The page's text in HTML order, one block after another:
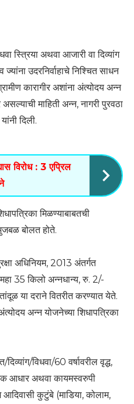
स्त्रिया अथवा आजारी वा दिव्यांग
उदरनिर्वाहाचे निश्चित साधन
कारागीर अशांना अंत्योदय अन्न
माहिती अन्न, नागरी पुरवठा
दिली.
विरोध : 3 एप्रिल
मिळण्याबाबतची
बोलत होते.
अधिनियम, 2013 अंतर्गत
35 किलो अन्नधान्य, रु. 2/-
या दराने वितरीत करण्यात येते.
अन्न योजनेच्या शिधापत्रिका
विधवा/60 वर्षावरील वृद्ध,
आधार अथवा कायमस्वरुपी
कुटुंबे (माडिया, कोलाम,